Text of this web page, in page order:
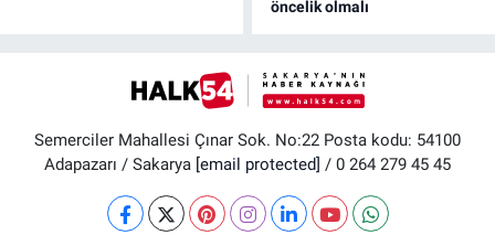
öncelik olmalı
Semerciler Mahallesi Çınar Sok. No:22 Posta kodu: 54100
Adapazarı / Sakarya [email protected] / 0 264 279 45 45